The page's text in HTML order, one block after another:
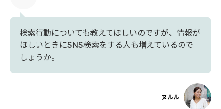
検索行動についても教えてほしいのですが、情報が
ほしいときにSNS検索をする人も増えているので
しょうか。
ヌルル